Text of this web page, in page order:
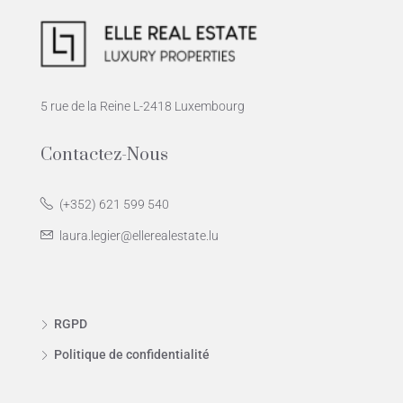
5 rue de la Reine L-2418 Luxembourg
Contactez-Nous
(+352) 621 599 540
laura.legier@ellerealestate.lu
RGPD
Politique de confidentialité